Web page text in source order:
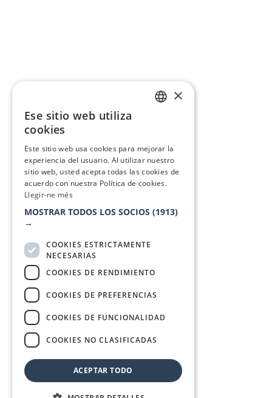
×
Ese sitio web utiliza
cookies
Este sitio web usa cookies para mejorar la
experiencia del usuario. Al utilizar nuestro
sitio web, usted acepta todas las cookies de
acuerdo con nuestra Política de cookies.
Llegir-ne més
MOSTRAR TODOS LOS SOCIOS (1913)
→
COOKIES ESTRICTAMENTE
NECESARIAS
COOKIES DE RENDIMIENTO
COOKIES DE PREFERENCIAS
COOKIES DE FUNCIONALIDAD
COOKIES NO CLASIFICADAS
ACEPTAR TODO